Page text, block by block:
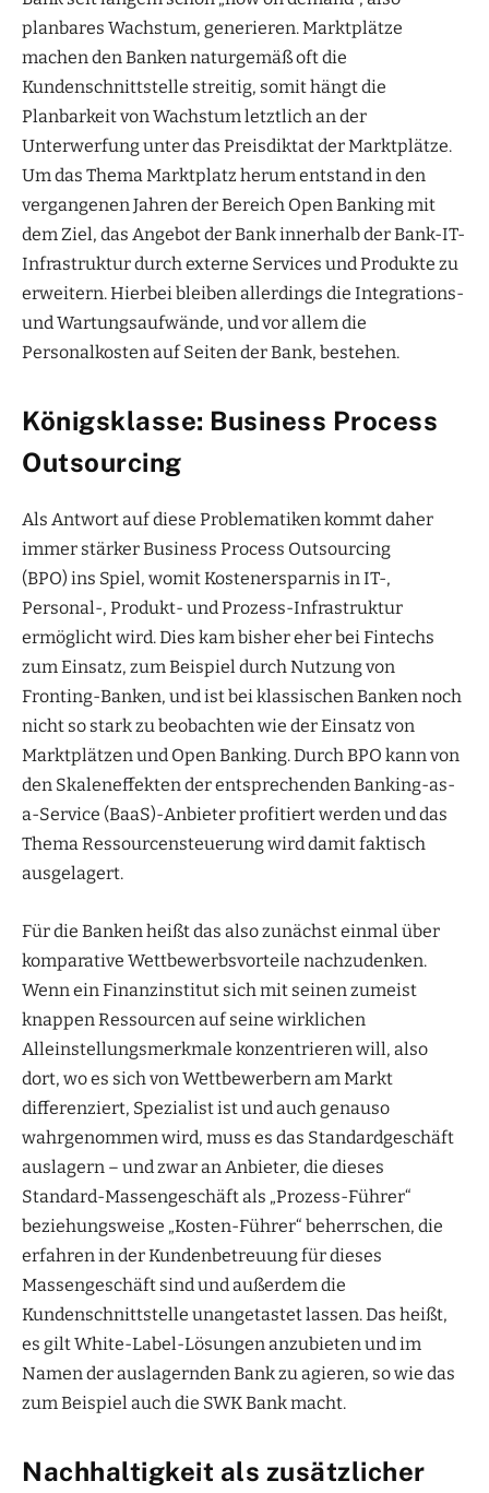
planbares Wachstum, generieren. Marktplätze
machen den Banken naturgemäß oft die
Kundenschnittstelle streitig, somit hängt die
Planbarkeit von Wachstum letztlich an der
Unterwerfung unter das Preisdiktat der Marktplätze.
Um das Thema Marktplatz herum entstand in den
vergangenen Jahren der Bereich Open Banking mit
dem Ziel, das Angebot der Bank innerhalb der Bank-IT-
Infrastruktur durch externe Services und Produkte zu
erweitern. Hierbei bleiben allerdings die Integrations-
und Wartungsaufwände, und vor allem die
Personalkosten auf Seiten der Bank, bestehen.
Königsklasse: Business Process
Outsourcing
Als Antwort auf diese Problematiken kommt daher
immer stärker Business Process Outsourcing
(BPO) ins Spiel, womit Kostenersparnis in IT-,
Personal-, Produkt- und Prozess-Infrastruktur
ermöglicht wird. Dies kam bisher eher bei Fintechs
zum Einsatz, zum Beispiel durch Nutzung von
Fronting-Banken, und ist bei klassischen Banken noch
nicht so stark zu beobachten wie der Einsatz von
Marktplätzen und Open Banking. Durch BPO kann von
den Skaleneffekten der entsprechenden Banking-as-
a-Service (BaaS)-Anbieter profitiert werden und das
Thema Ressourcensteuerung wird damit faktisch
ausgelagert.
Für die Banken heißt das also zunächst einmal über
komparative Wettbewerbsvorteile nachzudenken.
Wenn ein Finanzinstitut sich mit seinen zumeist
knappen Ressourcen auf seine wirklichen
Alleinstellungsmerkmale konzentrieren will, also
dort, wo es sich von Wettbewerbern am Markt
differenziert, Spezialist ist und auch genauso
wahrgenommen wird, muss es das Standardgeschäft
auslagern – und zwar an Anbieter, die dieses
Standard-Massengeschäft als „Prozess-Führer“
beziehungsweise „Kosten-Führer“ beherrschen, die
erfahren in der Kundenbetreuung für dieses
Massengeschäft sind und außerdem die
Kundenschnittstelle unangetastet lassen. Das heißt,
es gilt White-Label-Lösungen anzubieten und im
Namen der auslagernden Bank zu agieren, so wie das
zum Beispiel auch die SWK Bank macht.
Nachhaltigkeit als zusätzlicher